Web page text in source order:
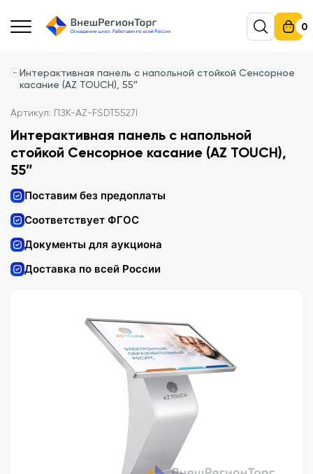
0
Интерактивная панель с напольной стойкой Сенсорное
касание (AZ TOUCH), 55″
Артикул: ПЗК-AZ-FSDT5527I
Интерактивная панель с напольной
стойкой Сенсорное касание (AZ TOUCH),
55″
Поставим без предоплаты
Соответствует ФГОС
Документы для аукциона
Доставка по всей России